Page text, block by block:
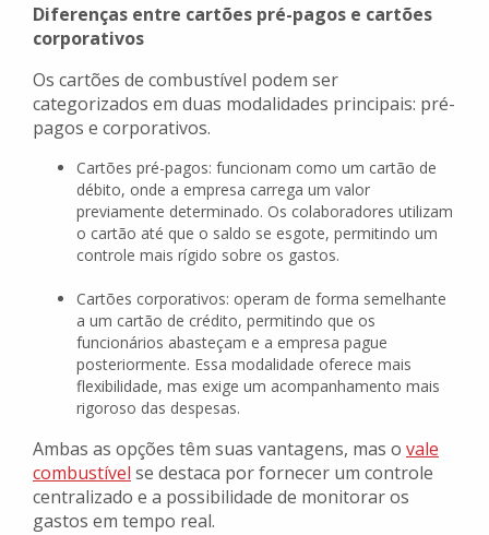
Diferenças entre cartões pré-pagos e cartões
corporativos
Os cartões de combustível podem ser
categorizados em duas modalidades principais: pré-
pagos e corporativos.
Cartões pré-pagos: funcionam como um cartão de
débito, onde a empresa carrega um valor
previamente determinado. Os colaboradores utilizam
o cartão até que o saldo se esgote, permitindo um
controle mais rígido sobre os gastos.
Cartões corporativos: operam de forma semelhante
a um cartão de crédito, permitindo que os
funcionários abasteçam e a empresa pague
posteriormente. Essa modalidade oferece mais
flexibilidade, mas exige um acompanhamento mais
rigoroso das despesas.
Ambas as opções têm suas vantagens, mas o vale
combustível se destaca por fornecer um controle
centralizado e a possibilidade de monitorar os
gastos em tempo real.